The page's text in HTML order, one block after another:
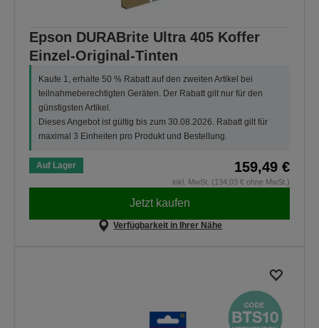
Epson DURABrite Ultra 405 Koffer
Einzel-Original-Tinten
Kaufe 1, erhalte 50 % Rabatt auf den zweiten Artikel bei
teilnahmeberechtigten Geräten. Der Rabatt gilt nur für den
günstigsten Artikel.
Dieses Angebot ist gültig bis zum 30.08.2026. Rabatt gilt für
maximal 3 Einheiten pro Produkt und Bestellung.
Auf Lager 159,49 €
inkl. MwSt. (134,03 € ohne MwSt.)
Jetzt kaufen
Verfügbarkeit in Ihrer Nähe